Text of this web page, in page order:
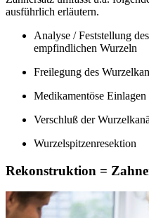
ausführlich erläutern.
Analyse / Feststellung
empfindlichen Wurzeln
Freilegung des
Medikamentöse
Verschluß der
Wurzelspitzenresektion
Rekonstruktion =